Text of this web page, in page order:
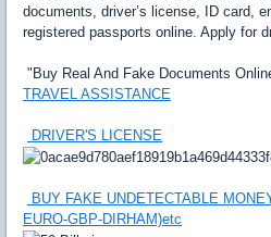
documents, driver’s license, ID card,
registered passports online. Apply for
"Buy Real And Fake Documents
TRAVEL ASSISTANCE
DRIVER'S LICENSE
BUY FAKE UNDETECTABLE
EURO-GBP-DIRHAM)etc